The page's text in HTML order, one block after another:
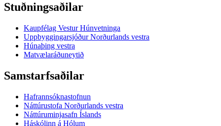
Stuðningsaðilar
Kaupfélag Vestur Húnvetninga
Uppbyggingarsjóður Norðurlands vestra
Húnaþing vestra
Matvælaráðuneytið
Samstarfsaðilar
Hafrannsóknastofnun
Náttúrustofa Norðurlands vestra
Náttúruminjasafn Íslands
Háskólinn á Hólum